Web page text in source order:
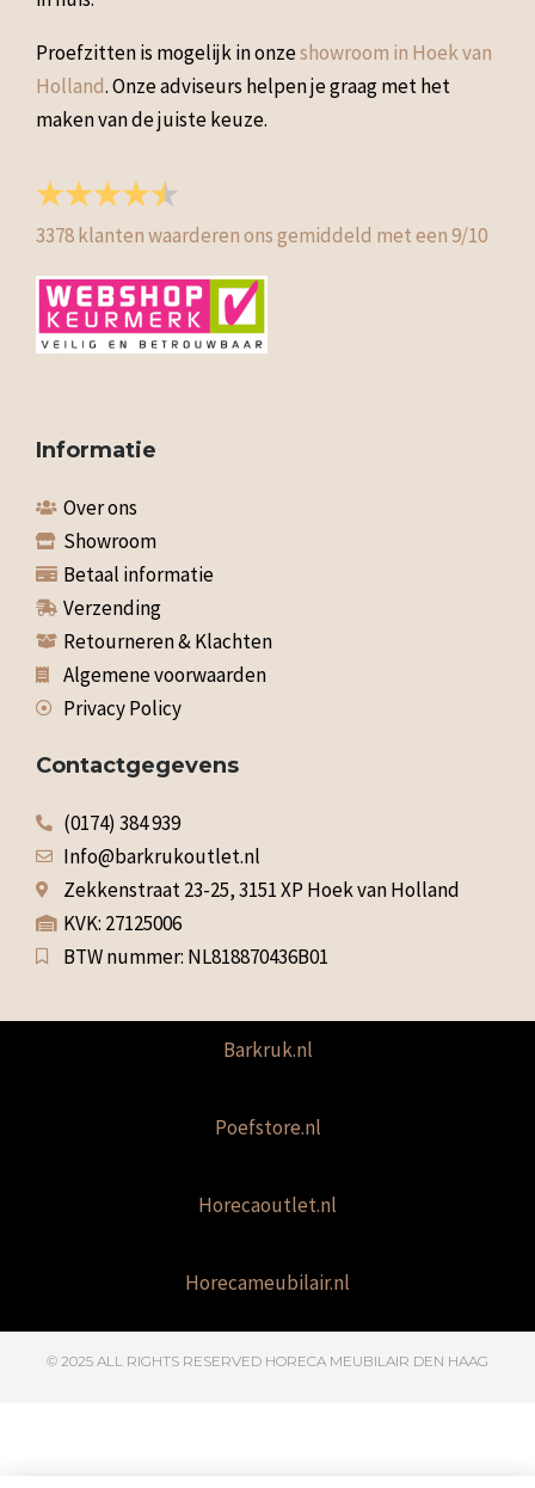
Proefzitten is mogelijk in onzeshowroom in Hoek van
Holland. Onze adviseurs helpen je graag met het
maken van de juiste keuze.
3378klanten waarderen ons gemiddeld met een9/10
Informatie
Over ons
Showroom
Betaal informatie
Verzending
Retourneren & Klachten
Algemene voorwaarden
Privacy Policy
Contactgegevens
(0174) 384 939
Info@barkrukoutlet.nl
Zekkenstraat 23-25, 3151 XP Hoek van Holland
KVK: 27125006
BTW nummer: NL818870436B01
Barkruk.nl
Poefstore.nl
Horecaoutlet.nl
Horecameubilair.nl
© 2025 ALL RIGHTS RESERVED​ HORECA MEUBILAIR DEN HAAG